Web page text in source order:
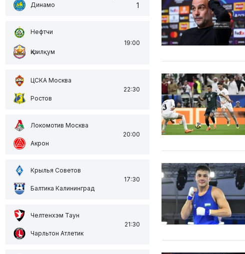
Динамо 1
Нефтчи
Қизилқум
19:00
ЦСКА Москва
Ростов
22:30
Локомотив Москва
Акрон
20:00
Крылья Советов
Балтика Калининград
17:30
Челтенхэм Таун
Чарльтон Атлетик
21:30